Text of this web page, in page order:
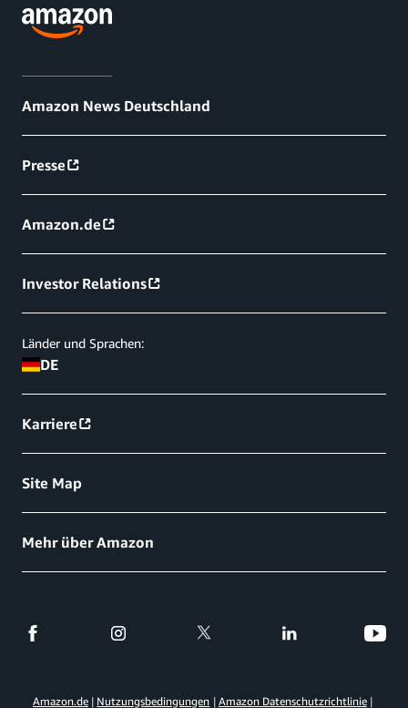
Amazon News Deutschland
Presse
Amazon.de
Investor Relations
Länder und Sprachen:
DE
Karriere
Site Map
Mehr über Amazon
Amazon.de Nutzungsbedingungen Amazon Datenschutzrichtlinie